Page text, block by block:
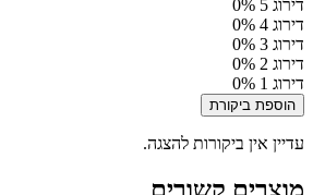
דירוג 5
0%
דירוג 4
0%
דירוג 3
0%
דירוג 2
0%
דירוג 1
0%
הוספת ביקורת
עדיין אין ביקורות להצגה.